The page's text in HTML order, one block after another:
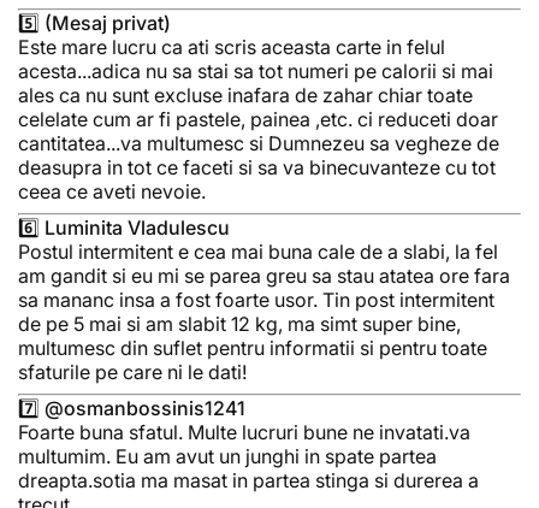
5️⃣ (Mesaj privat)
Este mare lucru ca ati scris aceasta carte in felul
acesta...adica nu sa stai sa tot numeri pe calorii si mai
ales ca nu sunt excluse inafara de zahar chiar toate
celelate cum ar fi pastele, painea ,etc. ci reduceti doar
cantitatea...va multumesc si Dumnezeu sa vegheze de
deasupra in tot ce faceti si sa va binecuvanteze cu tot
ceea ce aveti nevoie.
6️⃣ Luminita Vladulescu
Postul intermitent e cea mai buna cale de a slabi, la fel
am gandit si eu mi se parea greu sa stau atatea ore fara
sa mananc insa a fost foarte usor. Tin post intermitent
de pe 5 mai si am slabit 12 kg, ma simt super bine,
multumesc din suflet pentru informatii si pentru toate
sfaturile pe care ni le dati!
7️⃣ @osmanbossinis1241
Foarte buna sfatul. Multe lucruri bune ne invatati.va
multumim. Eu am avut un junghi in spate partea
dreapta.sotia ma masat in partea stinga si durerea a